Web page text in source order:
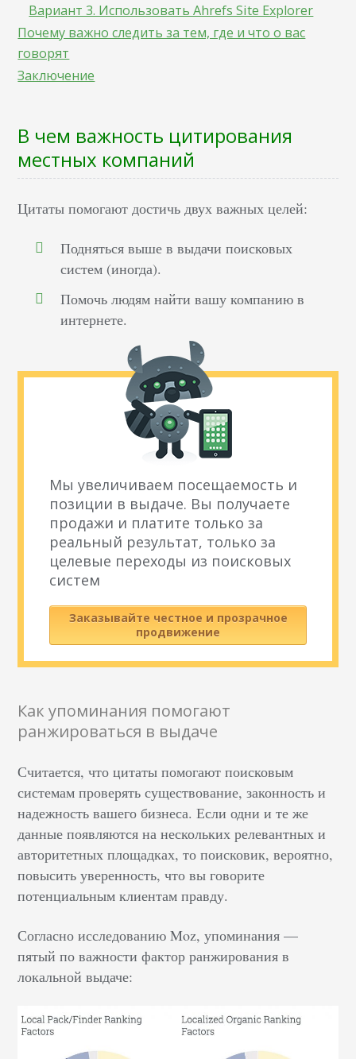
Вариант 3. Использовать Ahrefs Site Explorer
Почему важно следить за тем, где и что о вас
говорят
Заключение
В чем важность цитирования
местных компаний
Цитаты помогают достичь двух важных целей:
Подняться выше в выдачи поисковых
систем (иногда).
Помочь людям найти вашу компанию в
интернете.
Мы увеличиваем посещаемость и
позиции в выдаче. Вы получаете
продажи и платите только за
реальный результат, только за
целевые переходы из поисковых
систем
Заказывайте честное и прозрачное
продвижение
Как упоминания помогают
ранжироваться в выдаче
Считается, что цитаты помогают поисковым
системам проверять существование, законность и
надежность вашего бизнеса. Если одни и те же
данные появляются на нескольких релевантных и
авторитетных площадках, то поисковик, вероятно,
повысить уверенность, что вы говорите
потенциальным клиентам правду.
Согласно исследованию Moz, упоминания —
пятый по важности фактор ранжирования в
локальной выдаче: